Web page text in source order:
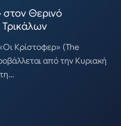
στον Θερινό
Κρίστοφερ» (The
από την Κυριακή